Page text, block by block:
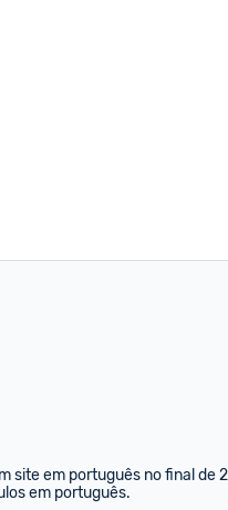
site em português no final de
em português.